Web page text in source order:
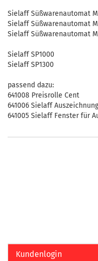
Sielaff Süßwarenautomat
Sielaff Süßwarenautomat
Sielaff Süßwarenautomat
Sielaff SP1000
Sielaff SP1300
passend dazu:
641008 Preisrolle Cent
641006 Sielaff
641005 Sielaff Fenster für
Kundenlogin